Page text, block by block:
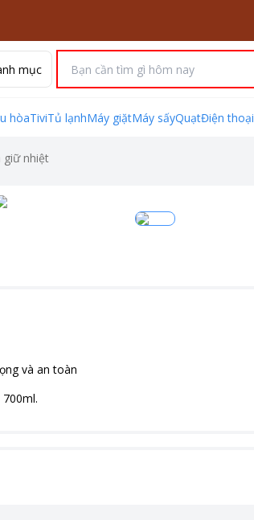
mục
hòaTiviTủ lạnhMáy giặtMáy sấyQuạtĐiện thoại
giữ nhiệt
và an toàn